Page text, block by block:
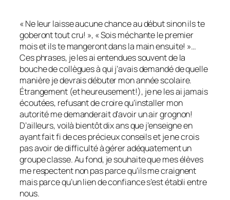
« Ne leur laisse aucune chance au début sinon ils te
goberont tout cru! », « Sois méchante le premier
mois et ils te mangeront dans la main ensuite! »…
Ces phrases, je les ai entendues souvent de la
bouche de collègues à qui j’avais demandé de quelle
manière je devrais débuter mon année scolaire.
Étrangement (et heureusement!), je ne les ai jamais
écoutées, refusant de croire qu’installer mon
autorité me demanderait d’avoir un air grognon!
D’ailleurs, voilà bientôt dix ans que j’enseigne en
ayant fait fi de ces précieux conseils et je ne crois
pas avoir de difficulté à gérer adéquatement un
groupe classe. Au fond, je souhaite que mes élèves
me respectent non pas parce qu’ils me craignent
mais parce qu’un lien de confiance s’est établi entre
nous.